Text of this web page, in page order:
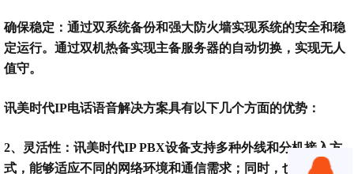
确保稳定：通过双系统备份和强大防火墙实现系统的安全和稳
定运行。通过双机热备实现主备服务器的自动切换，实现无人
值守。
讯美时代IP电话语音解决方案具有以下几个方面的优势：
2、灵活性：讯美时代IP PBX设备支持多种外线和分机接入方
式，能够适应不同的网络环境和通信需求；同时，也支持多种